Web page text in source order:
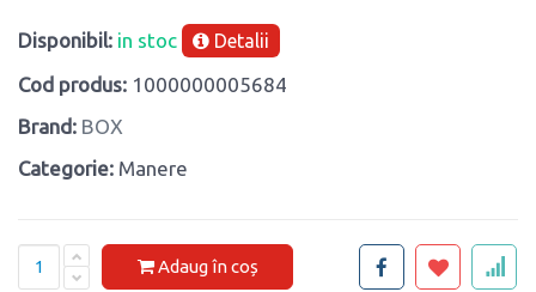
Disponibil: in stoc Detalii
Cod produs: 1000000005684
Brand: BOX
Categorie: Manere
Adaug în coș